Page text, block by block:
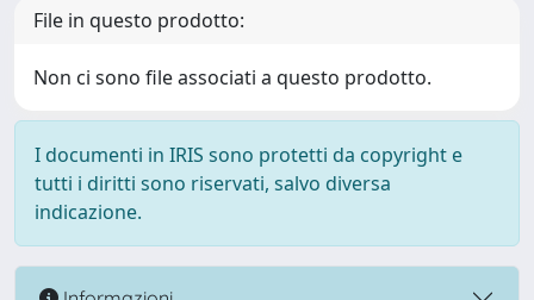
File in questo prodotto:
Non ci sono file associati a questo prodotto.
I documenti in IRIS sono protetti da copyright e
tutti i diritti sono riservati, salvo diversa
indicazione.